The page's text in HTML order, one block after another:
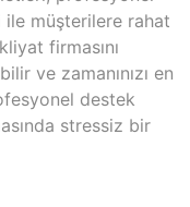
ile müşterilere rahat
firmasını
ve zamanınızı en
destek
stressiz bir